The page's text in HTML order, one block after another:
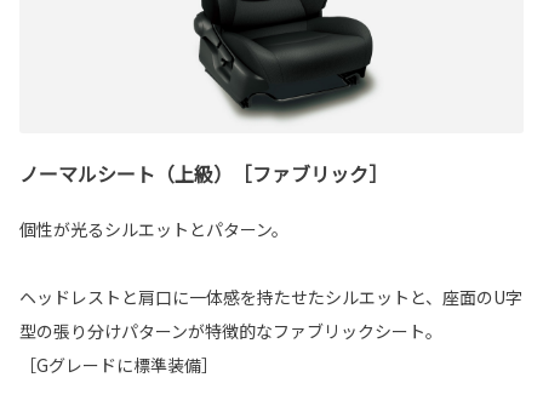
ノーマルシート（上級）［ファブリック］
個性が光るシルエットとパターン。
ヘッドレストと肩口に一体感を持たせたシルエットと、座面のU字
型の張り分けパターンが特徴的なファブリックシート。
［Gグレードに標準装備］